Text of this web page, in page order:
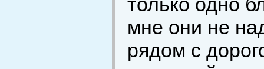
мне они не
рядом с